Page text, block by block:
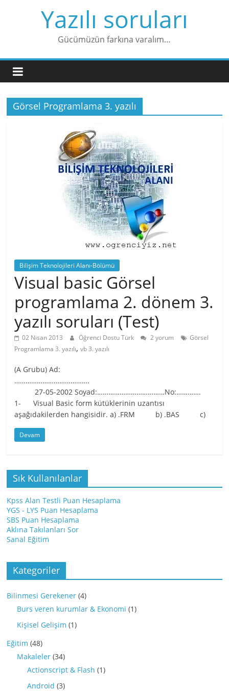
Yazılı soruları
Gücümüzün farkına varalım…
Görsel Programlama 3. yazılı
Bilişim Teknolojileri Alanı-Bölümü
Visual basic Görsel
programlama 2. dönem 3.
yazılı soruları (Test)
02 Nisan 2013 Öğrenci Dostu Türk 2 yorum
Görsel
Programlama 3. yazılı,vb 3. yazılı
(A Grubu) Ad:
………………………………….
27-05-2002 Soyad:………………………………No:………….
1- Visual Basic form kütüklerinin uzantısı
aşağıdakilerden hangisidir. a) .FRM b) .BAS c)
Devam
Sık Kullanılanlar
Kpss Alan Testli Puan Hesaplama
YGS - LYS Puan Hesaplama
SBS Puan Hesaplama
Aklına Takılanları Sor
Sanal Eğitim
Kategoriler
Bilinmesi Gerekener (4)
Burs veren kurumlar & Ekonomi (1)
Kişisel Gelişim (1)
Eğitim (48)
Makaleler (34)
Actionscript & Flash (1)
Android (3)